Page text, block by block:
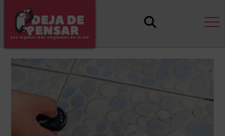
Los regalos más originales de la red